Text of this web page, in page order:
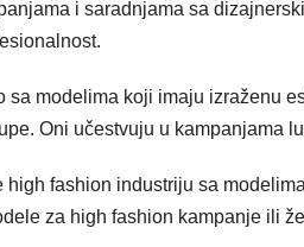
i saradnjama sa
sa modelima koji imaju izraženu
Oni učestvuju u kampanjama
fashion industriju sa
za high fashion kampanje ili